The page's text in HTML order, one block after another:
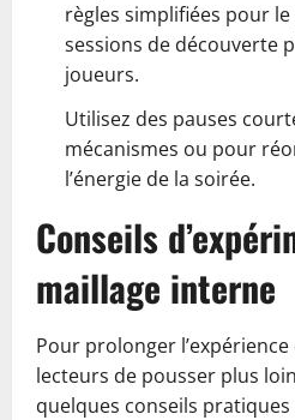
règles simplifiées pour
sessions de découverte
joueurs.
Utilisez des pauses
mécanismes ou pour
l’énergie de la soirée.
Conseils
maillage interne
Pour prolonger
lecteurs de pousser plus
quelques conseils